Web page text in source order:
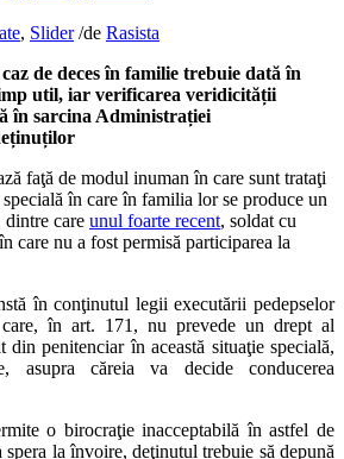
, Slider /de Rasista
de deces în familie trebuie dată în
util, iar verificarea veridicității
în sarcina Administrației
faţă de modul inuman în care sunt trataţi
în care în familia lor se produce un
dintre care unul foarte recent, soldat cu
care nu a fost permisă participarea la
în conţinutul legii executării pedepselor
în art. 171, nu prevede un drept al
penitenciar în această situaţie specială,
asupra căreia va decide conducerea
o birocraţie inacceptabilă în astfel de
la învoire, deţinutul trebuie să depună